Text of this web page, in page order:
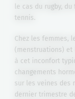
le cas du rugby,
tennis.
Chez les femmes,
(menstruations) et
à cet inconfort
changements
sur les veines des
dernier trimestre